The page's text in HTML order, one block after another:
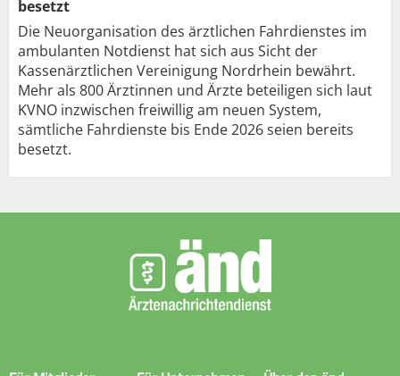
besetzt
Die Neuorganisation des ärztlichen Fahrdienstes im
ambulanten Notdienst hat sich aus Sicht der
Kassenärztlichen Vereinigung Nordrhein bewährt.
Mehr als 800 Ärztinnen und Ärzte beteiligen sich laut
KVNO inzwischen freiwillig am neuen System,
sämtliche Fahrdienste bis Ende 2026 seien bereits
besetzt.